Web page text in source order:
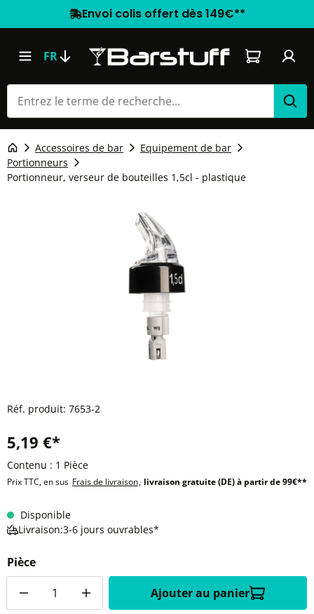
Envoi colis offert dès 149€**
FR Le panier
Accessoires de bar
Equipement de bar
Portionneurs
Portionneur, verseur de bouteilles 1,5cl - plastique
Réf. produit: 7653-2
5,19 €*
Contenu : 1 Pièce
Prix TTC, en sus Frais de livraison, livraison gratuite (DE) à partir de 99€**
Disponible
Livraison:3-6 jours ouvrables*
Pièce
Ajouter au panier